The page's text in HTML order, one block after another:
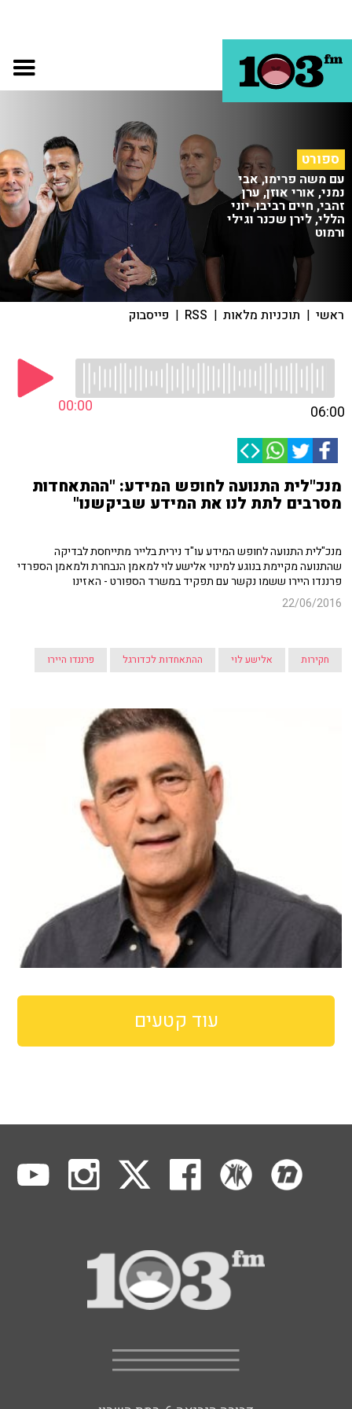
ספורט
עם משה פרימו, אבי
נמני, אורי אוזן, ערן
זהבי, חיים רביבו, יוני
הללי, לירן שכנר וגילי
ורמוט
ראשי | תוכניות מלאות |
RSS
| פייסבוק
00:00 06:00
מנכ"לית התנועה לחופש המידע: "ההתאחדות
מסרבים לתת לנו את המידע שביקשנו"
מנכ"לית התנועה לחופש המידע עו"ד נירית בלייר מתייחסת לבדיקה
שהתנועה מקיימת בנוגע למינוי אלישע לוי למאמן הנבחרת ולמאמן הספרדי
פרננדו היירו ששמו נקשר עם תפקיד במשרד הספורט - האזינו
22/06/2016
חקירות אלישע לוי ההתאחדות לכדורגל פרננדו היירו
עוד קטעים